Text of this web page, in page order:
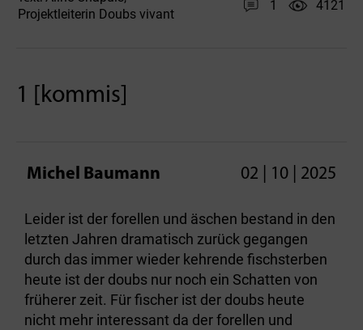
Projektleiterin Doubs vivant
1 4121
1 [kommis]
Michel Baumann 02 | 10 | 2025
Leider ist der forellen und äschen bestand in den
letzten Jahren dramatisch zurück gegangen
durch das immer wieder kehrende fischsterben
heute ist der doubs nur noch ein Schatten von
früherer zeit. Für fischer ist der doubs heute
nicht mehr interessant da der forellen und